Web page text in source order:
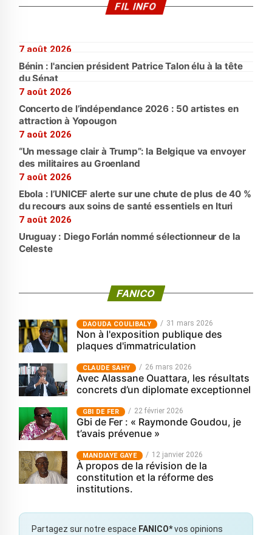
FIL INFO
7 août 2026
Bénin : l'ancien président Patrice Talon élu à la tête
du Sénat
7 août 2026
Concerto de l’indépendance 2026 : 50 artistes en
attraction à Yopougon
7 août 2026
“Un message clair à Trump”: la Belgique va envoyer
des militaires au Groenland
7 août 2026
Ebola : l’UNICEF alerte sur une chute de plus de 40 %
du recours aux soins de santé essentiels en Ituri
7 août 2026
Uruguay : Diego Forlán nommé sélectionneur de la
Celeste
FANICO
‎DAOUDA COULIBALY 31 mars 2026
Non à l'exposition publique des
plaques d'immatriculation
CLAUDE SAHY 26 mars 2026
Avec Alassane Ouattara, les résultats
concrets d’un diplomate exceptionnel
GBI DE FER 22 février 2026
Gbi de Fer : « Raymonde Goudou, je
t’avais prévenue »
MANDIAYE GAYE 12 janvier 2026
À propos de la révision de la
constitution et la réforme des
institutions.
Partagez sur notre espace FANICO*vos opinions